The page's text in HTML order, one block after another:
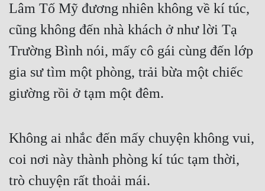
Xa Lộ Dịch
Cung Đấu
Cạnh Kỹ
Dã Sử
Lâm Tố Mỹ đương nhiên không về kí túc,
cũng không đến nhà khách ở như lời Tạ
Trường Bình nói, mấy cô gái cùng đến lớp
gia sư tìm một phòng, trải bừa một chiếc
giường rồi ở tạm một đêm.
Không ai nhắc đến mấy chuyện không vui,
coi nơi này thành phòng kí túc tạm thời,
trò chuyện rất thoải mái.